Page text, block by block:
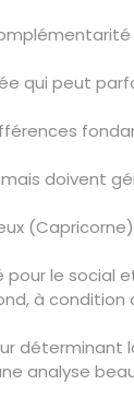
qui peut
doivent
le social
à condition
déterminant
analyse